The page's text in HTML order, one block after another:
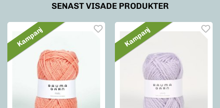
SENAST VISADE PRODUKTER
Kampanj Kampanj